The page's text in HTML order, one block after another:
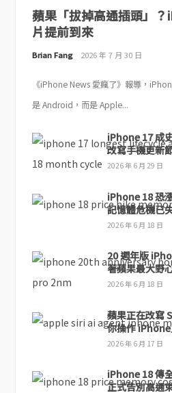
蘋果「拔掉高通插頭」？
片提前到來
Brian Fang 2026 年 7 月 30 日
《iPhone News 愛瘋了》報導，
是 Android，而是 Apple...
iPhone 17 成
改寫手機更新
2026 年 6 月 29 日
iPhone 18 恐
記憶體危機已
2026 年 6 月 18 日
20 週年版
著蘋果最大野
2026 年 6 月 18 日
蘋果正在改寫
你操作
2026 年 6 月 17 日
iPhone 18 傳
正式告別高通